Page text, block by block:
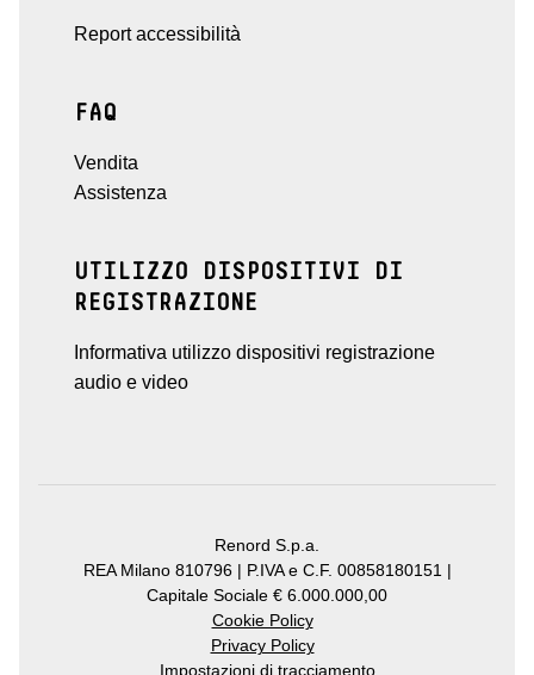
Report accessibilità
FAQ
Vendita
Assistenza
UTILIZZO DISPOSITIVI DI
REGISTRAZIONE
Informativa utilizzo dispositivi registrazione
audio e video
Renord S.p.a.
REA Milano 810796 | P.IVA e C.F. 00858180151 |
Capitale Sociale € 6.000.000,00
Cookie Policy
Privacy Policy
Impostazioni di tracciamento